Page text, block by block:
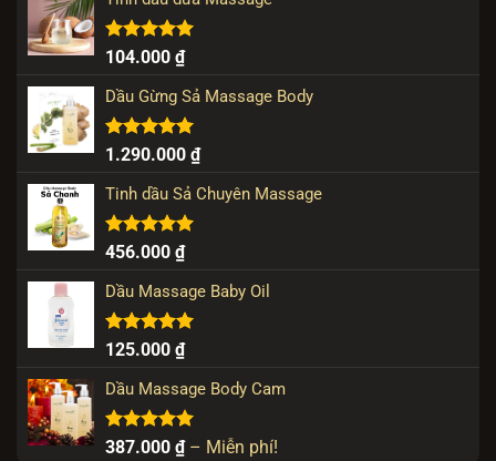
Được xếp
hạng5.00
5 sao
104.000 ₫
Dầu Gừng Sả Massage Body
Được xếp
hạng5.00
5 sao
1.290.000 ₫
Tinh dầu Sả Chuyên Massage
Được xếp
hạng5.00
5 sao
456.000 ₫
Dầu Massage Baby Oil
Được xếp
hạng5.00
5 sao
125.000 ₫
Dầu Massage Body Cam
Được xếp
387.000 ₫ – Miễn phí!